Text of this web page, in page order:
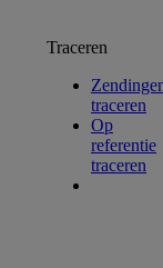
Traceren
traceren
Op
referentie
traceren